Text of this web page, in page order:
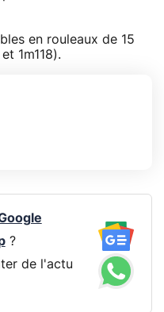
en rouleaux de 15
1m118).
?
de l'actu